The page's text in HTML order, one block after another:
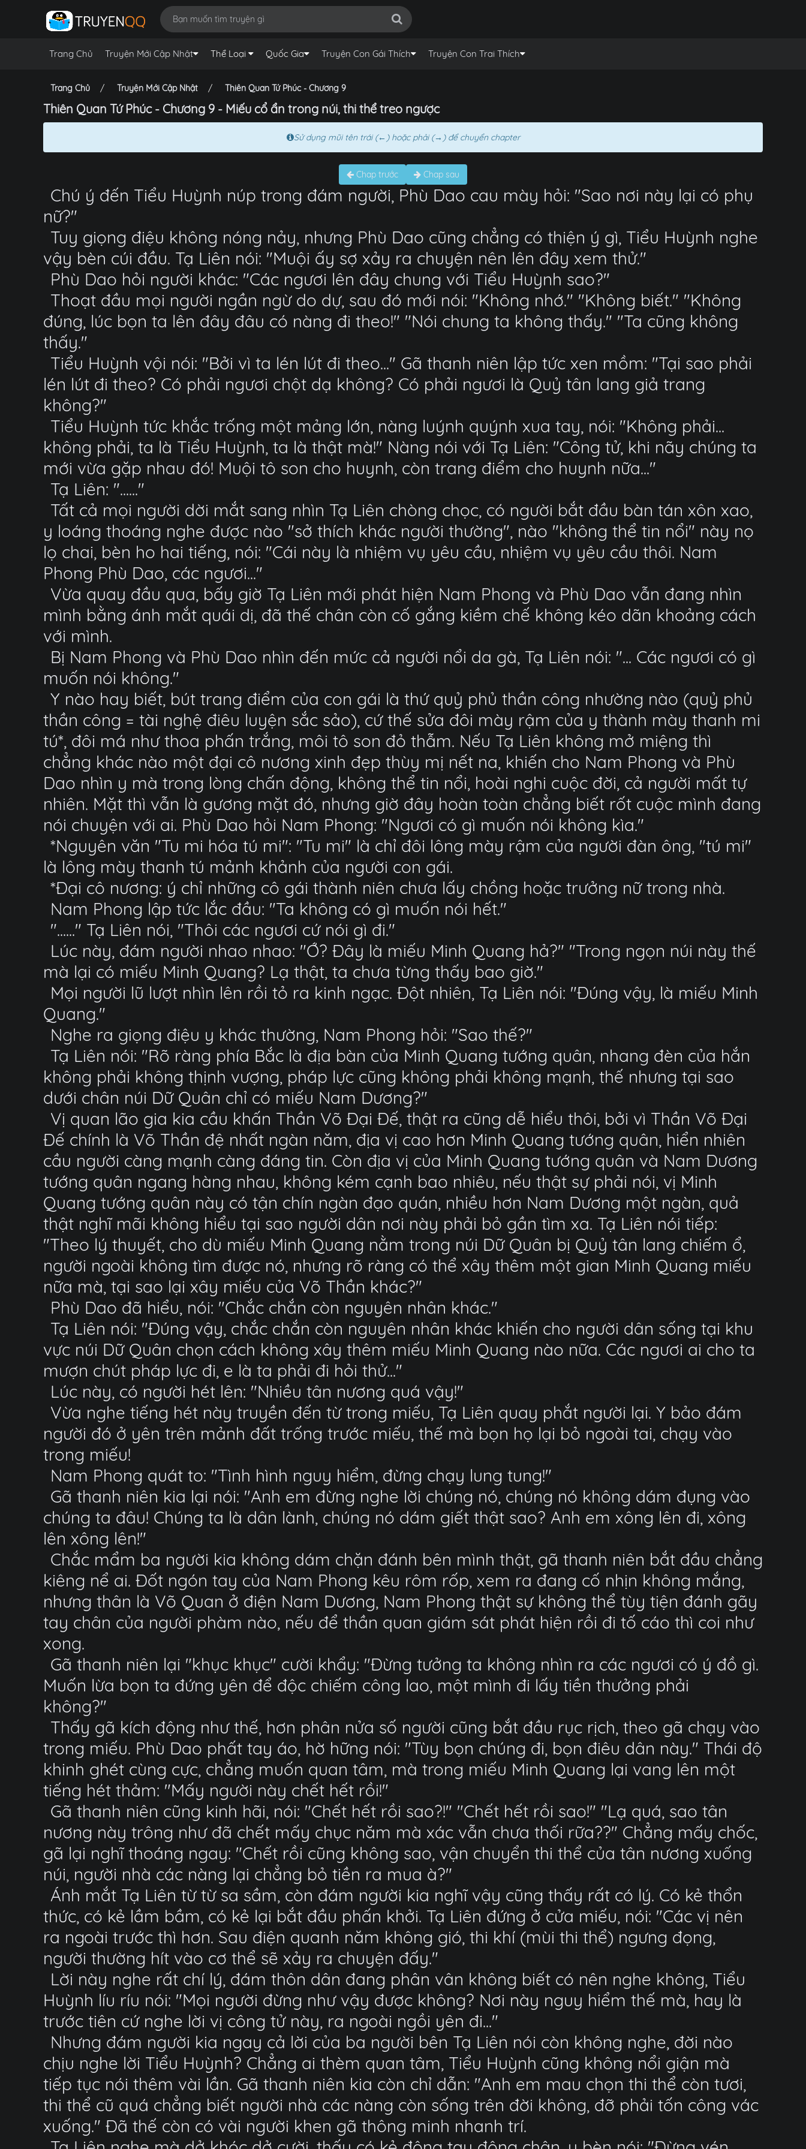
Trang Chủ Truyện Mới Cập Nhật Thể Loại Quốc Gia Truyện Con Gái Thích Truyện Con Trai Thích
Trang Chủ Truyện Mới Cập Nhật Thiên Quan Tứ Phúc - Chương 9
Thiên Quan Tứ Phúc - Chương 9 - Miếu cổ ẩn trong núi, thi thể treo ngược
Sử dụng mũi tên trái (←) hoặc phải (→) để chuyển chapter
Chap trước Chap sau
Chú ý đến Tiểu Huỳnh núp trong đám người, Phù Dao cau mày hỏi: "Sao nơi này lại có phụ
nữ?"
Tuy giọng điệu không nóng nảy, nhưng Phù Dao cũng chẳng có thiện ý gì, Tiểu Huỳnh nghe
vậy bèn cúi đầu. Tạ Liên nói: "Muội ấy sợ xảy ra chuyện nên lên đây xem thử."
Phù Dao hỏi người khác: "Các ngươi lên đây chung với Tiểu Huỳnh sao?"
Thoạt đầu mọi người ngần ngừ do dự, sau đó mới nói: "Không nhớ." "Không biết." "Không
đúng, lúc bọn ta lên đây đâu có nàng đi theo!" "Nói chung ta không thấy." "Ta cũng không
thấy."
Tiểu Huỳnh vội nói: "Bởi vì ta lén lút đi theo..." Gã thanh niên lập tức xen mồm: "Tại sao phải
lén lút đi theo? Có phải ngươi chột dạ không? Có phải ngươi là Quỷ tân lang giả trang
không?"
Tiểu Huỳnh tức khắc trống một mảng lớn, nàng luýnh quýnh xua tay, nói: "Không phải...
không phải, ta là Tiểu Huỳnh, ta là thật mà!" Nàng nói với Tạ Liên: "Công tử, khi nãy chúng ta
mới vừa gặp nhau đó! Muội tô son cho huynh, còn trang điểm cho huynh nữa..."
Tạ Liên: "......"
Tất cả mọi người dời mắt sang nhìn Tạ Liên chòng chọc, có người bắt đầu bàn tán xôn xao,
y loáng thoáng nghe được nào "sở thích khác người thường", nào "không thể tin nổi" này nọ
lọ chai, bèn ho hai tiếng, nói: "Cái này là nhiệm vụ yêu cầu, nhiệm vụ yêu cầu thôi. Nam
Phong Phù Dao, các ngươi..."
Vừa quay đầu qua, bấy giờ Tạ Liên mới phát hiện Nam Phong và Phù Dao vẫn đang nhìn
mình bằng ánh mắt quái dị, đã thế chân còn cố gắng kiềm chế không kéo dãn khoảng cách
với mình.
Bị Nam Phong và Phù Dao nhìn đến mức cả người nổi da gà, Tạ Liên nói: "... Các ngươi có gì
muốn nói không."
Y nào hay biết, bút trang điểm của con gái là thứ quỷ phủ thần công nhường nào (quỷ phủ
thần công = tài nghệ điêu luyện sắc sảo), cứ thế sửa đôi mày rậm của y thành mày thanh mi
tú*, đôi má như thoa phấn trắng, môi tô son đỏ thẫm. Nếu Tạ Liên không mở miệng thì
chẳng khác nào một đại cô nương xinh đẹp thùy mị nết na, khiến cho Nam Phong và Phù
Dao nhìn y mà trong lòng chấn động, không thể tin nổi, hoài nghi cuộc đời, cả người mất tự
nhiên. Mặt thì vẫn là gương mặt đó, nhưng giờ đây hoàn toàn chẳng biết rốt cuộc mình đang
nói chuyện với ai. Phù Dao hỏi Nam Phong: "Ngươi có gì muốn nói không kìa."
*Nguyên văn "Tu mi hóa tú mi": "Tu mi" là chỉ đôi lông mày rậm của người đàn ông, "tú mi"
là lông mày thanh tú mảnh khảnh của người con gái.
*Đại cô nương: ý chỉ những cô gái thành niên chưa lấy chồng hoặc trưởng nữ trong nhà.
Nam Phong lập tức lắc đầu: "Ta không có gì muốn nói hết."
"......" Tạ Liên nói, "Thôi các ngươi cứ nói gì đi."
Lúc này, đám người nhao nhao: "Ớ? Đây là miếu Minh Quang hả?" "Trong ngọn núi này thế
mà lại có miếu Minh Quang? Lạ thật, ta chưa từng thấy bao giờ."
Mọi người lũ lượt nhìn lên rồi tỏ ra kinh ngạc. Đột nhiên, Tạ Liên nói: "Đúng vậy, là miếu Minh
Quang."
Nghe ra giọng điệu y khác thường, Nam Phong hỏi: "Sao thế?"
Tạ Liên nói: "Rõ ràng phía Bắc là địa bàn của Minh Quang tướng quân, nhang đèn của hắn
không phải không thịnh vượng, pháp lực cũng không phải không mạnh, thế nhưng tại sao
dưới chân núi Dữ Quân chỉ có miếu Nam Dương?"
Vị quan lão gia kia cầu khấn Thần Võ Đại Đế, thật ra cũng dễ hiểu thôi, bởi vì Thần Võ Đại
Đế chính là Võ Thần đệ nhất ngàn năm, địa vị cao hơn Minh Quang tướng quân, hiển nhiên
cầu người càng mạnh càng đáng tin. Còn địa vị của Minh Quang tướng quân và Nam Dương
tướng quân ngang hàng nhau, không kém cạnh bao nhiêu, nếu thật sự phải nói, vị Minh
Quang tướng quân này có tận chín ngàn đạo quán, nhiều hơn Nam Dương một ngàn, quả
thật nghĩ mãi không hiểu tại sao người dân nơi này phải bỏ gần tìm xa. Tạ Liên nói tiếp:
"Theo lý thuyết, cho dù miếu Minh Quang nằm trong núi Dữ Quân bị Quỷ tân lang chiếm ổ,
người ngoài không tìm được nó, nhưng rõ ràng có thể xây thêm một gian Minh Quang miếu
nữa mà, tại sao lại xây miếu của Võ Thần khác?"
Phù Dao đã hiểu, nói: "Chắc chắn còn nguyên nhân khác."
Tạ Liên nói: "Đúng vậy, chắc chắn còn nguyên nhân khác khiến cho người dân sống tại khu
vực núi Dữ Quân chọn cách không xây thêm miếu Minh Quang nào nữa. Các ngươi ai cho ta
mượn chút pháp lực đi, e là ta phải đi hỏi thử..."
Lúc này, có người hét lên: "Nhiều tân nương quá vậy!"
Vừa nghe tiếng hét này truyền đến từ trong miếu, Tạ Liên quay phắt người lại. Y bảo đám
người đó ở yên trên mảnh đất trống trước miếu, thế mà bọn họ lại bỏ ngoài tai, chạy vào
trong miếu!
Nam Phong quát to: "Tình hình nguy hiểm, đừng chạy lung tung!"
Gã thanh niên kia lại nói: "Anh em đừng nghe lời chúng nó, chúng nó không dám đụng vào
chúng ta đâu! Chúng ta là dân lành, chúng nó dám giết thật sao? Anh em xông lên đi, xông
lên xông lên!"
Chắc mẩm ba người kia không dám chặn đánh bên mình thật, gã thanh niên bắt đầu chẳng
kiêng nể ai. Đốt ngón tay của Nam Phong kêu rôm rốp, xem ra đang cố nhịn không mắng,
nhưng thân là Võ Quan ở điện Nam Dương, Nam Phong thật sự không thể tùy tiện đánh gãy
tay chân của người phàm nào, nếu để thần quan giám sát phát hiện rồi đi tố cáo thì coi như
xong.
Gã thanh niên lại "khục khục" cười khẩy: "Đừng tưởng ta không nhìn ra các ngươi có ý đồ gì.
Muốn lừa bọn ta đứng yên để độc chiếm công lao, một mình đi lấy tiền thưởng phải
không?"
Thấy gã kích động như thế, hơn phân nửa số người cũng bắt đầu rục rịch, theo gã chạy vào
trong miếu. Phù Dao phất tay áo, hờ hững nói: "Tùy bọn chúng đi, bọn điêu dân này." Thái độ
khinh ghét cùng cực, chẳng muốn quan tâm, mà trong miếu Minh Quang lại vang lên một
tiếng hét thảm: "Mấy người này chết hết rồi!"
Gã thanh niên cũng kinh hãi, nói: "Chết hết rồi sao?!" "Chết hết rồi sao!" "Lạ quá, sao tân
nương này trông như đã chết mấy chục năm mà xác vẫn chưa thối rữa??" Chẳng mấy chốc,
gã lại nghĩ thoáng ngay: "Chết rồi cũng không sao, vận chuyển thi thể của tân nương xuống
núi, người nhà các nàng lại chẳng bỏ tiền ra mua à?"
Ánh mắt Tạ Liên từ từ sa sầm, còn đám người kia nghĩ vậy cũng thấy rất có lý. Có kẻ thổn
thức, có kẻ lầm bầm, có kẻ lại bắt đầu phấn khởi. Tạ Liên đứng ở cửa miếu, nói: "Các vị nên
ra ngoài trước thì hơn. Sau điện quanh năm không gió, thi khí (mùi thi thể) ngưng đọng,
người thường hít vào cơ thể sẽ xảy ra chuyện đấy."
Lời này nghe rất chí lý, đám thôn dân đang phân vân không biết có nên nghe không, Tiểu
Huỳnh líu ríu nói: "Mọi người đừng như vậy được không? Nơi này nguy hiểm thế mà, hay là
trước tiên cứ nghe lời vị công tử này, ra ngoài ngồi yên đi..."
Nhưng đám người kia ngay cả lời của ba người bên Tạ Liên nói còn không nghe, đời nào
chịu nghe lời Tiểu Huỳnh? Chẳng ai thèm quan tâm, Tiểu Huỳnh cũng không nổi giận mà
tiếp tục nói thêm vài lần. Gã thanh niên kia còn chỉ dẫn: "Anh em mau chọn thi thể còn tươi,
thi thể cũ quá chẳng biết người nhà các nàng còn sống trên đời không, đỡ phải tốn công vác
xuống." Đã thế còn có vài người khen gã thông minh nhanh trí.